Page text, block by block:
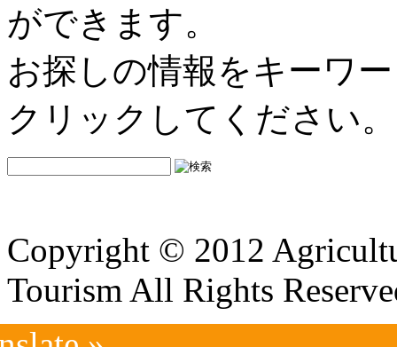
ができます。
お探しの情報をキーワ
クリックしてください。
Copyright © 2012
Tourism All Rights